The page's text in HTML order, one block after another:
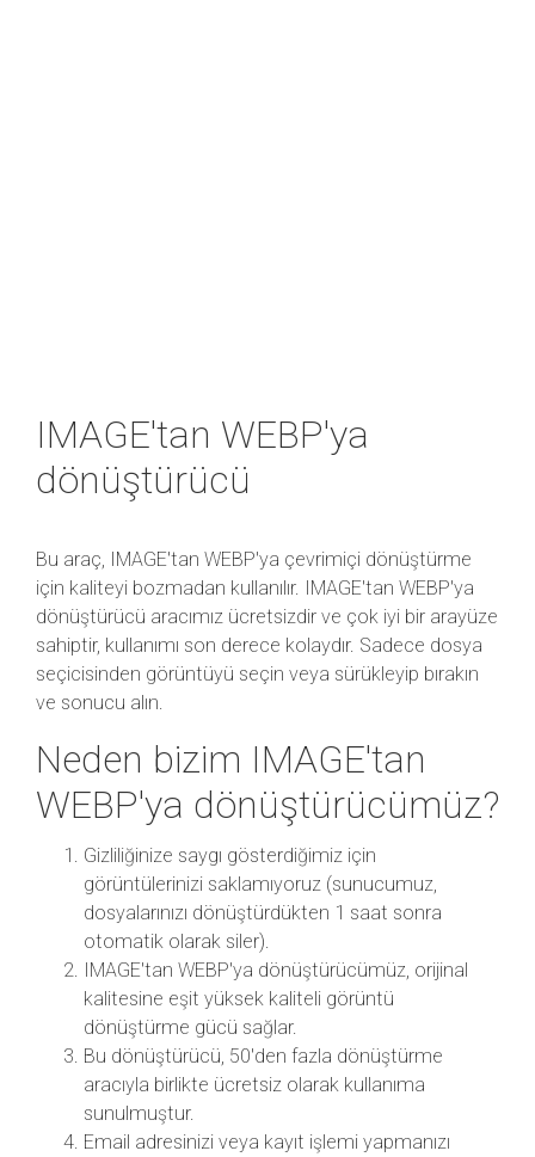
IMAGE'tan WEBP'ya
dönüştürücü
Bu araç, IMAGE'tan WEBP'ya çevrimiçi dönüştürme
için kaliteyi bozmadan kullanılır. IMAGE'tan WEBP'ya
dönüştürücü aracımız ücretsizdir ve çok iyi bir arayüze
sahiptir, kullanımı son derece kolaydır. Sadece dosya
seçicisinden görüntüyü seçin veya sürükleyip bırakın
ve sonucu alın.
Neden bizim IMAGE'tan
WEBP'ya dönüştürücümüz?
Gizliliğinize saygı gösterdiğimiz için
görüntülerinizi saklamıyoruz (sunucumuz,
dosyalarınızı dönüştürdükten 1 saat sonra
otomatik olarak siler).
IMAGE'tan WEBP'ya dönüştürücümüz, orijinal
kalitesine eşit yüksek kaliteli görüntü
dönüştürme gücü sağlar.
Bu dönüştürücü, 50'den fazla dönüştürme
aracıyla birlikte ücretsiz olarak kullanıma
sunulmuştur.
Email adresinizi veya kayıt işlemi yapmanızı